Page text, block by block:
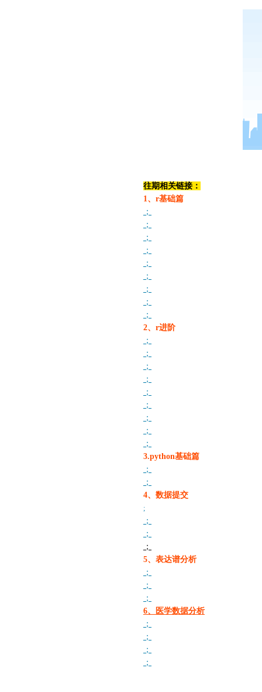
往期相关链接：
1、r基础篇
；
；
；
；
；
；
；
；
；
2、r进阶
；
；
；
；
；
；
；
；
；
3.python基础篇
；
；
4、数据提交
;
；
；
；
5、表达谱分析
；
；
；
6、医学数据分析
；
；
；
；